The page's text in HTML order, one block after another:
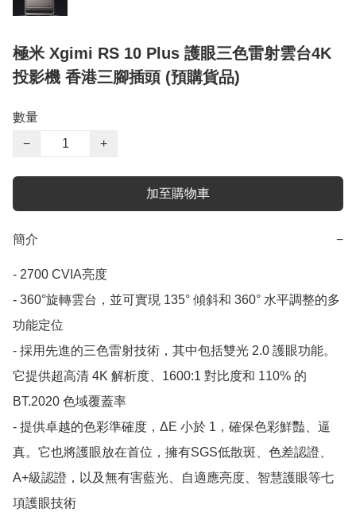
極米 Xgimi RS 10 Plus 護眼三色雷射雲台4K
投影機 香港三腳插頭 (預購貨品)
數量
−
+
加至購物車
簡介 −
- 2700 CVIA亮度
- 360°旋轉雲台，並可實現 135° 傾斜和 360° 水平調整的多
功能定位
- 採用先進的三色雷射技術，其中包括雙光 2.0 護眼功能。
它提供超高清 4K 解析度、1600:1 對比度和 110% 的
BT.2020 色域覆蓋率
- 提供卓越的色彩準確度，ΔE 小於 1，確保色彩鮮豔、逼
真。它也將護眼放在首位，擁有SGS低散斑、色差認證、
A+級認證，以及無有害藍光、自適應亮度、智慧護眼等七
項護眼技術